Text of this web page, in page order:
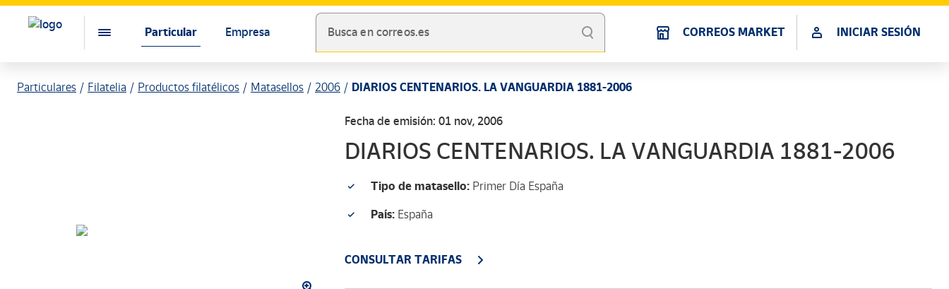
Particular Empresa Busca en correos.es CORREOS MARKET INICIAR SESIÓN
Particulares Filatelia Productos filatélicos Matasellos 2006 DIARIOS CENTENARIOS. LA VANGUARDIA 1881-2006
Fecha de emisión: 01 nov, 2006
DIARIOS CENTENARIOS. LA VANGUARDIA 1881-2006
Tipo de matasello: Primer Día España
País: España
CONSULTAR TARIFAS